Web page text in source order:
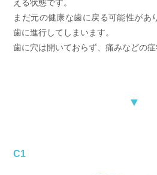
える状態です。
まだ元の健康な歯に戻る可能性があ
歯に進行してしまいます。
歯に穴は開いておらず、痛みなどの症
▼
C1